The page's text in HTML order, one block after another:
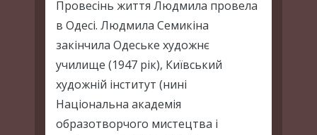
Провесінь життя Людмила провела
в Одесі. Людмила Семикіна
закінчила Одеське художнє
училище (1947 рік), Київський
художній інститут (нині
Національна академія
образотворчого мистецтва і